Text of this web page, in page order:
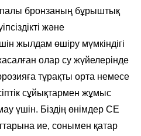
бронзаның бұрыштық
және
жылдам өшіру мүмкіндігі
олар су жүйелерінде
тұрақты орта немесе
сұйықтармен жұмыс
үшін. Біздің өнімдер CE
ие, сонымен қатар